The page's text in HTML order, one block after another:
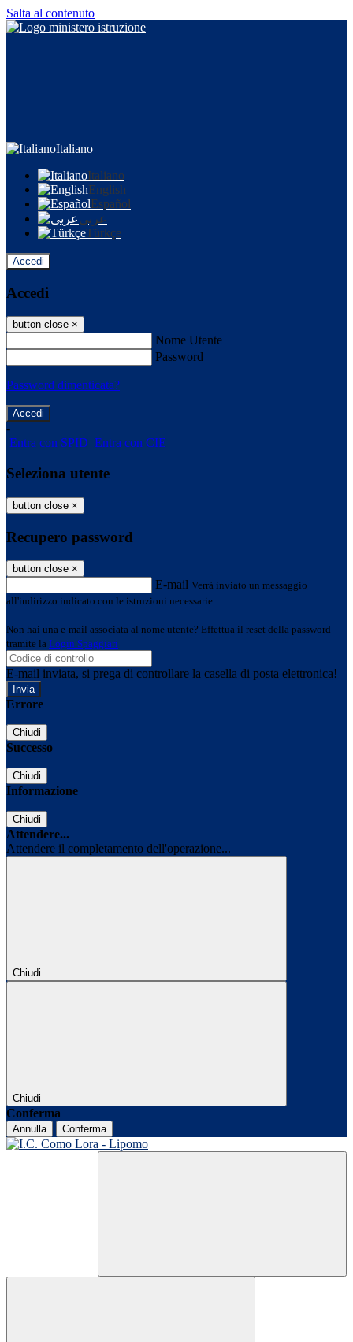
Salta al contenuto
Italiano
Italiano
English
Español
عربى
Türkçe
Accedi
Accedi
button close ×
Nome Utente
Password
Password dimenticata?
-
Entra con SPID Entra con CIE
Seleziona utente
button close ×
Recupero password
button close ×
E-mail Verrà inviato un messaggio
all'indirizzo indicato con le istruzioni necessarie.
Non hai una e-mail associata al nome utente? Effettua il reset della password
tramite la Login Spaggiari
E-mail inviata, si prega di controllare la casella di posta elettronica!
Errore
Chiudi
Successo
Chiudi
Informazione
Chiudi
Attendere...
Attendere il completamento dell'operazione...
Chiudi
Chiudi
Conferma
Annulla Conferma